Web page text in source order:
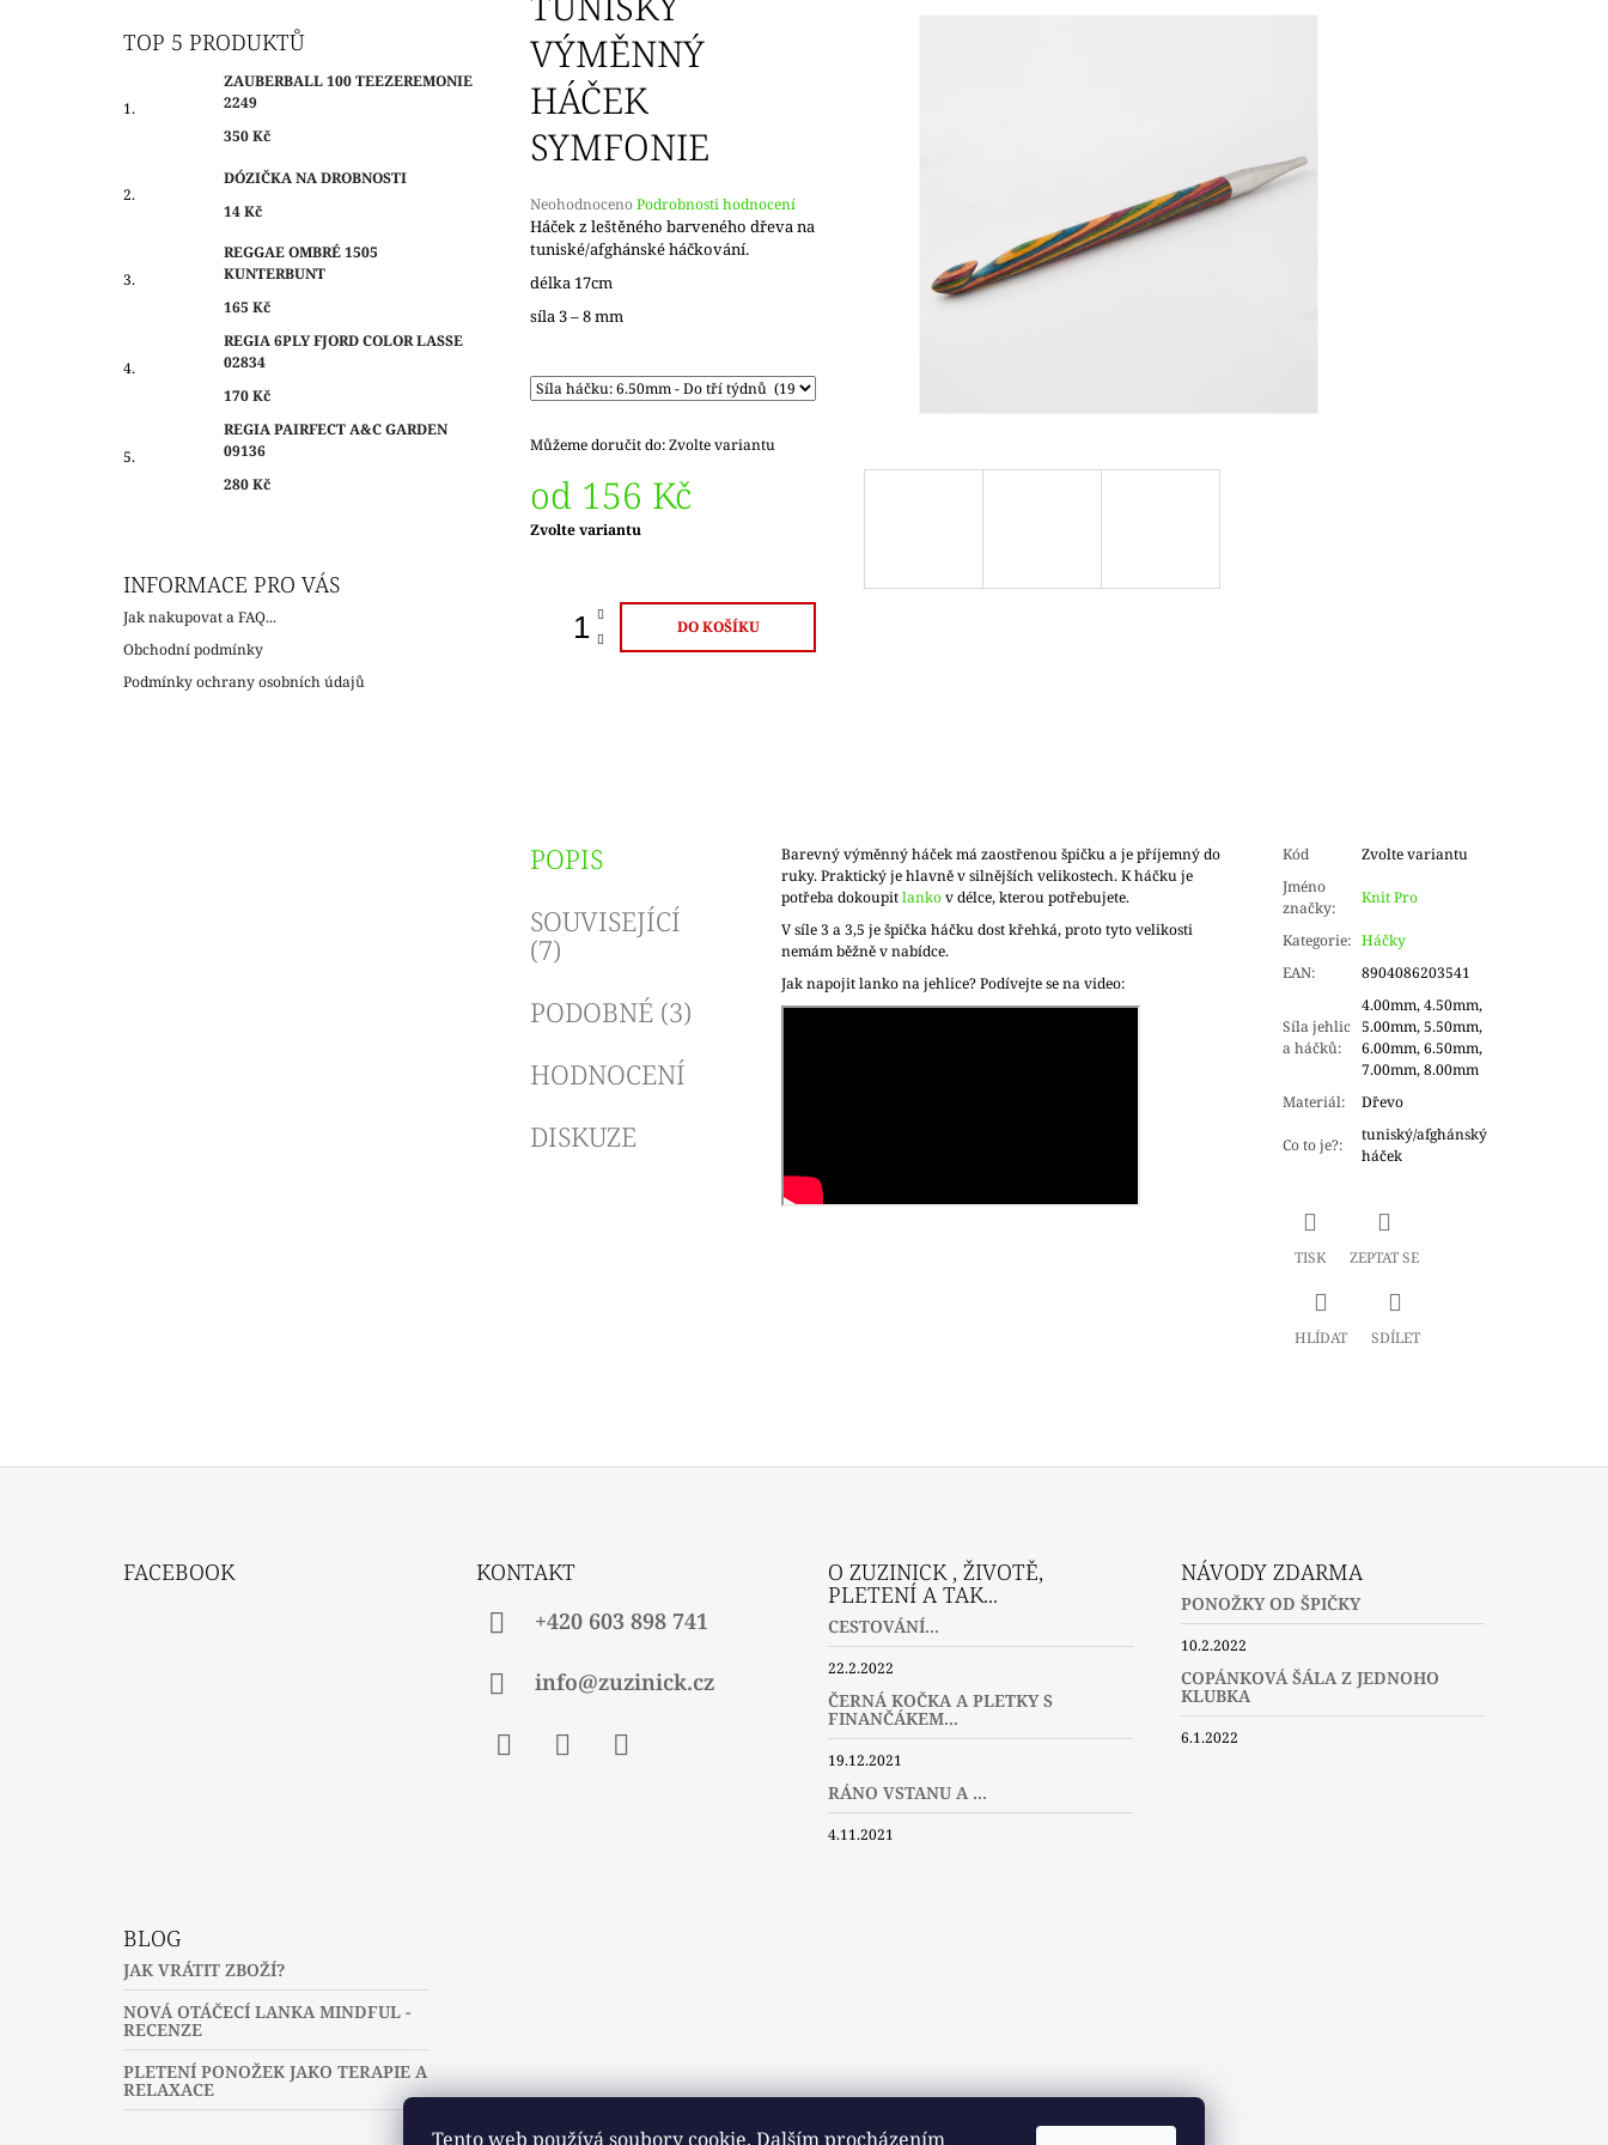
Tento web používá soubory cookie. Dalším procházením
TOP 5 PRODUKTŮ
ZAUBERBALL 100 TEEZEREMONIE
2249
350 Kč
DÓZIČKA NA DROBNOSTI
14 Kč
REGGAE OMBRÉ 1505
KUNTERBUNT
165 Kč
REGIA 6PLY FJORD COLOR LASSE
02834
170 Kč
REGIA PAIRFECT A&C GARDEN
09136
280 Kč
INFORMACE PRO VÁS
Jak nakupovat a FAQ...
Obchodní podmínky
Podmínky ochrany osobních údajů
VÝMĚNNÝ
HÁČEK
SYMFONIE
Průměrné
hodnocení
produktu
0,0
z
NeohodnocenoPodrobnosti hodnocení
Háček z leštěného barveného dřeva na
tuniské/afghánské háčkování.
délka 17cm
síla 3 – 8 mm
Můžeme doručit do:Zvolte variantu
od 156 Kč
Měrná
Zvolte variantu
DO KOŠÍKU
POPIS
SOUVISEJÍCÍ
(7)
PODOBNÉ (3)
HODNOCENÍ
DISKUZE
Barevný výměnný háček má zaostřenou špičku a je příjemný do
ruky. Praktický je hlavně v silnějších velikostech. K háčku je
potřeba dokoupitlankov délce, kterou potřebujete.
V síle 3 a 3,5 je špička háčku dost křehká, proto tyto velikosti
nemám běžně v nabídce.
Jak napojit lanko na jehlice? Podívejte se na video:
Kód
Zvolte variantu
Jméno
značky:
Knit Pro
Kategorie: Háčky
EAN: 8904086203541
Síla jehlic
a háčků:
4.00mm, 4.50mm,
5.00mm, 5.50mm,
6.00mm, 6.50mm,
7.00mm, 8.00mm
Materiál: Dřevo
Co to je?:
tuniský/afghánský
háček
TISK ZEPTAT SE
HLÍDAT SDÍLET
FACEBOOK
KONTAKT
+420 603 898 741
info@zuzinick.cz
O ZUZINICK , ŽIVOTĚ,
PLETENÍ A TAK...
CESTOVÁNÍ...
22.2.2022
ČERNÁ KOČKA A PLETKY S
FINANČÁKEM...
19.12.2021
RÁNO VSTANU A ...
4.11.2021
NÁVODY ZDARMA
PONOŽKY OD ŠPIČKY
10.2.2022
COPÁNKOVÁ ŠÁLA Z JEDNOHO
KLUBKA
6.1.2022
BLOG
JAK VRÁTIT ZBOŽÍ?
NOVÁ OTÁČECÍ LANKA MINDFUL -
RECENZE
PLETENÍ PONOŽEK JAKO TERAPIE A
RELAXACE